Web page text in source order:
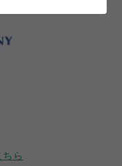
ちら